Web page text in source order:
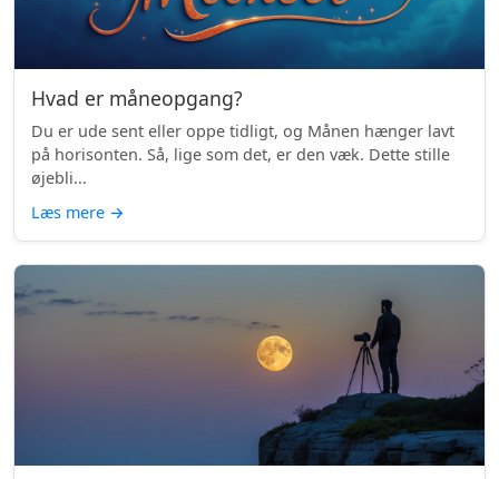
Hvad er måneopgang?
Du er ude sent eller oppe tidligt, og Månen hænger lavt
på horisonten. Så, lige som det, er den væk. Dette stille
øjebli...
Læs mere →